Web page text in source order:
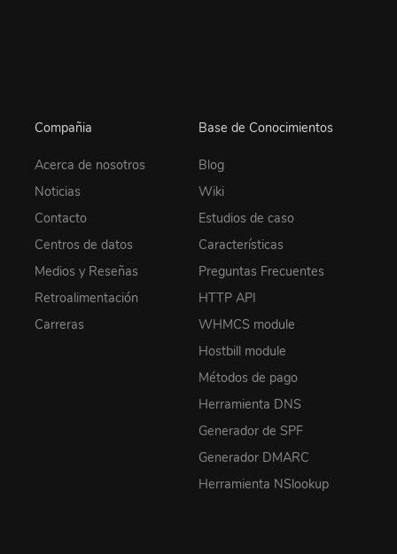
Compañia
Acerca de nosotros
Noticias
Contacto
Centros de datos
Medios y Reseñas
Retroalimentación
Carreras
Base de Conocimientos
Blog
Wiki
Estudios de caso
Características
Preguntas Frecuentes
HTTP API
WHMCS module
Hostbill module
Métodos de pago
Herramienta DNS
Generador de SPF
Generador DMARC
Herramienta NSlookup